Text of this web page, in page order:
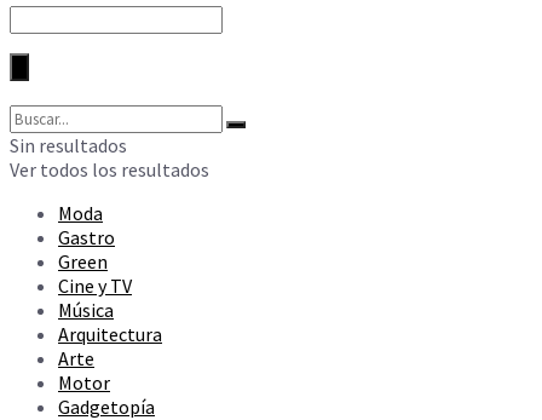
Sin resultados
Ver todos los resultados
Moda
Gastro
Green
Cine y TV
Música
Arquitectura
Arte
Motor
Gadgetopía